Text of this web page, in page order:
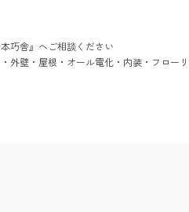
巧舎』へご相談ください
外壁・屋根・オール電化・内装・フロー